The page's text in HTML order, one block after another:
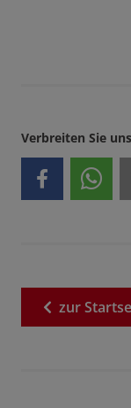
Verbreiten Sie
zur